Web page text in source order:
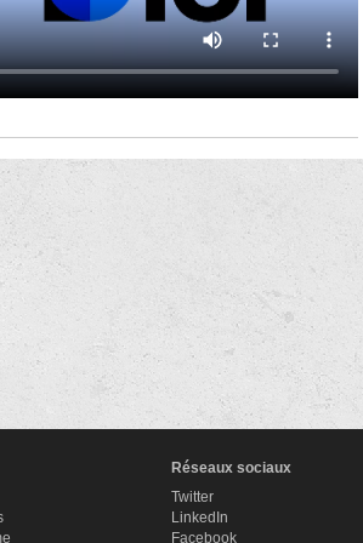
Réseaux sociaux
Twitter
LinkedIn
Facebook